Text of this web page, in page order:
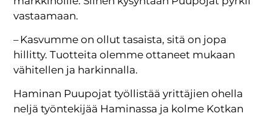
vastaamaan.
– Kasvumme on ollut tasaista, sitä on jopa
hillitty. Tuotteita olemme ottaneet mukaan
vähitellen ja harkinnalla.
Haminan Puupojat työllistää yrittäjien ohella
neljä työntekijää Haminassa ja kolme Kotkan